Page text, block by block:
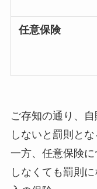
任意保険
ご存知の通り、
しないと罰則とな
一方、任意保険
しなくても罰則